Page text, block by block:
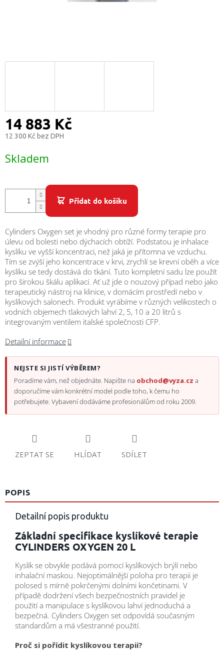
14 883 Kč
12 300 Kč bez DPH
cena:
Skladem
Přidat do košíku
Cylinders Oxygen set je vhodný pro různé formy terapie pro
úlevu od bolesti nebo dýchacích obtíží. Podstatou je inhalace
kyslíku ve vyšší koncentraci, než jaká je přítomna ve vzduchu.
Tím se zvýší jeho koncentrace v krvi, zrychlí se krevní oběh a více
kyslíku se tedy dostává do tkání. Tuto kompletní sadu lze použít
pro širokou škálu aplikací. Ať už jde o nouzový případ nebo jako
terapeutický nástroj na klinice, v domácím prostředí nebo v
kyslíkových salonech. Produkt vyrábíme v různých velikostech o
vodních objemech tlakových lahví 2, 5, 10 a 20 litrů s
integrovaným ventilem italské společnosti CFP.
Detailní informace
NEJSTE SI JISTÍ VÝBĚREM?
Poradíme vám, než objednáte. Napište na obchod@vyza.cz a
doporučíme vám konkrétní model podle toho, k čemu ho
potřebujete. Vybavení dodáváme profesionálům od roku 2009.
ZEPTAT SE HLÍDAT SDÍLET
POPIS
Detailní popis produktu
Základní specifikace kyslíkové terapie
CYLINDERS OXYGEN 20 L
Kyslík se obvykle podává pomocí kyslíkových brýlí nebo
inhalační maskou. Nejoptimálnější poloha pro terapii je
polosed s mírně pokrčenými dolními končetinami. V
případě dodržení všech bezpečnostních pravidel je
použití a manipulace s kyslíkovou lahví jednoduchá a
bezpečná. Cylinders Oxygen set odpovídá současným
standardům a má všestranné použití.
Proč si pořídit kyslíkovou terapii?